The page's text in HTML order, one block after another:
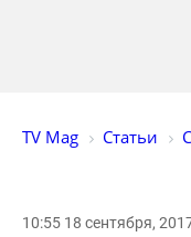
TV Mag Статьи
10:55 18 сентября,